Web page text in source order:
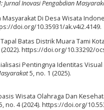
Jurnal Inovasi Pengabdian
Di Desa Wisata
doi.org/10.35931/ak.v4i2.4149.
Batas Distrik Muara Tami
https://doi.org/10.33292/
Pentingnya Identitas
5, no. 1 (2025).
Wisata Olahraga Dan
no. 4 (2024). https://doi.org/